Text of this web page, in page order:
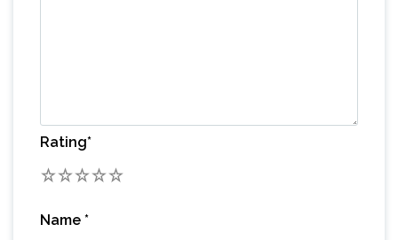
Rating*
5
4
3
2
Name *